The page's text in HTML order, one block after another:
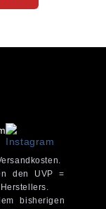
den UVP =
bisherigen